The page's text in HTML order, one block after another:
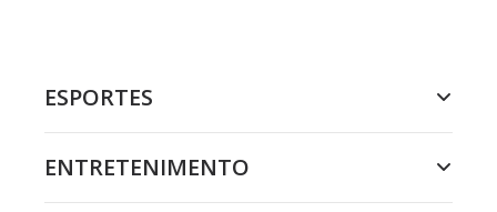
ESPORTES
ENTRETENIMENTO